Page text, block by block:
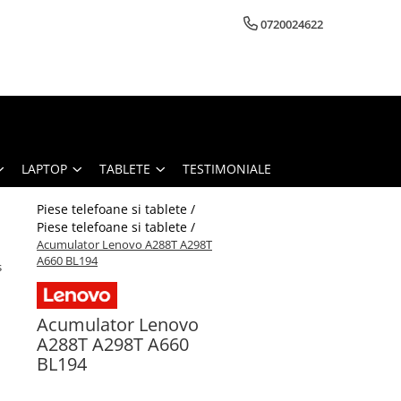
0720024622
LAPTOP TABLETE TESTIMONIALE
Piese telefoane si tablete /
Piese telefoane si tablete /
Acumulator Lenovo A288T A298T
A660 BL194
Acumulator Lenovo
A288T A298T A660
BL194